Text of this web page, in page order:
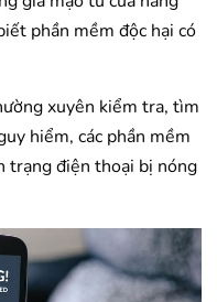
phần mềm độc hại có
xuyên kiểm tra, tìm
hiểm, các phần mềm
trạng điện thoại bị nóng